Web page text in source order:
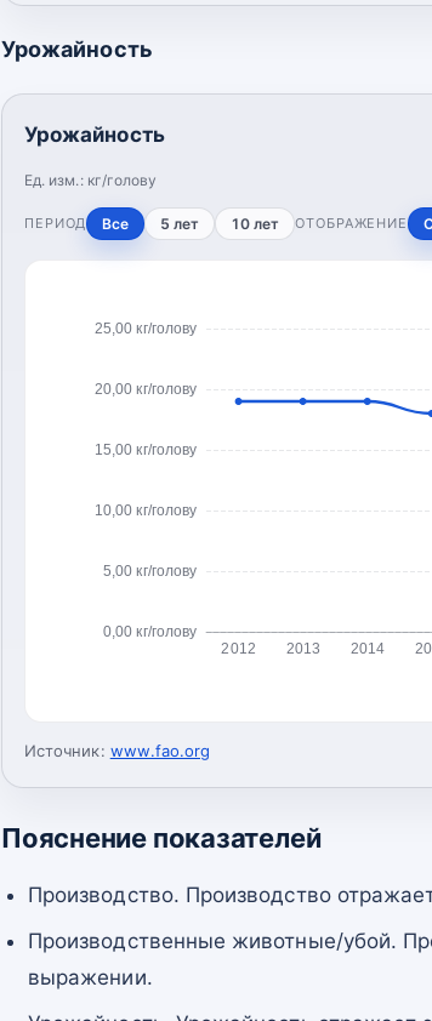
Урожайность
Урожайность
Ед. изм.: кг/голову
ПЕРИОД Все 5 лет 10 лет ОТОБРАЖЕНИЕ
0,00 кг/голову
5,00 кг/голову
10,00 кг/голову
15,00 кг/голову
20,00 кг/голову
25,00 кг/голову
2012 2013 2014
Источник: www.fao.org
Пояснение показателей
Производство. Производство
Производственные животные/убой.
выражении.